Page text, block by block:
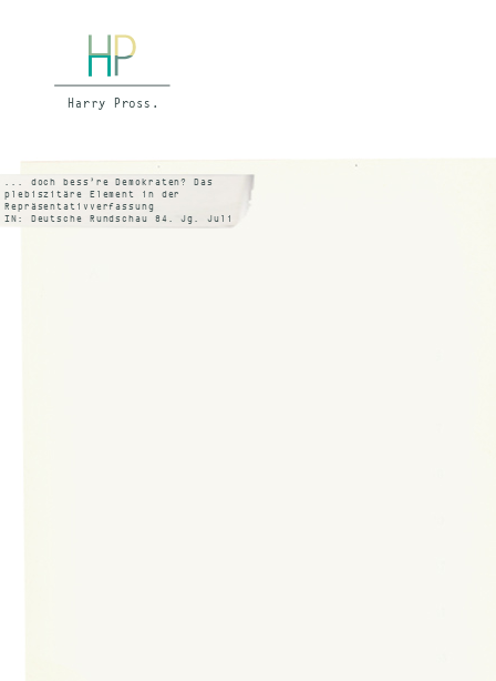
... doch bess’re Demokraten? Das
plebiszitäre Element in der
Repräsentativverfassung
IN: Deutsche Rundschau 84. Jg. Juli